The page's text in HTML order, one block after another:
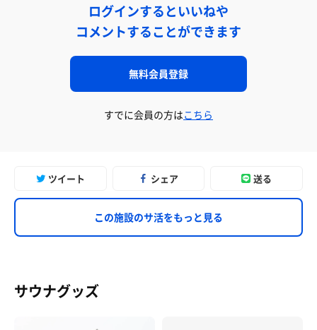
ログインするといいねや
コメントすることができます
無料会員登録
すでに会員の方はこちら
ツイート シェア 送る
この施設のサ活をもっと見る
サウナグッズ